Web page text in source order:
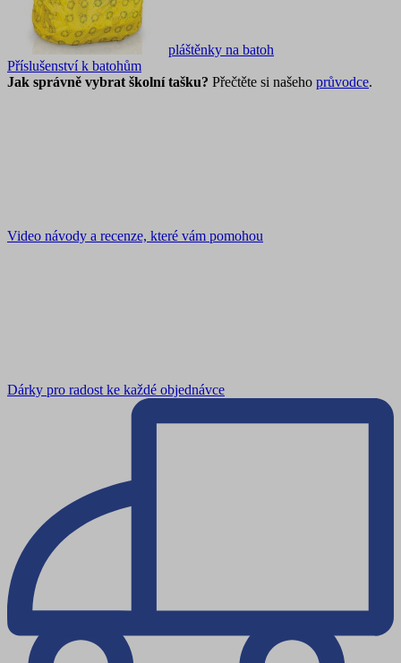
pláštěnky na batoh
Příslušenství k batohům
Jak správně vybrat školní tašku? Přečtěte si našeho průvodce.
Video návody a recenze, které vám pomohou
Dárky pro radost ke každé objednávce